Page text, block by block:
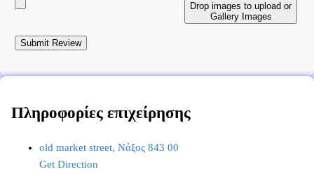
Drop images to upload or
Gallery Images
Πληροφορίες επιχείρησης
old market street, Νάξος 843 00
Get Direction